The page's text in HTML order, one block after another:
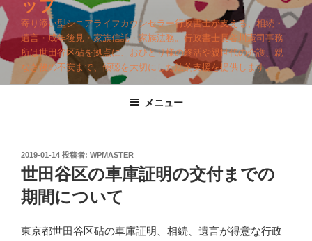
ップ
寄り添い型シニアライフカウンセラー行政書士が支える、相続・
遺言・成年後見・家族信託・家族法務。行政書士長谷川憲司事務
所は世田谷区砧を拠点に、おひとり様の終活や親世代の介護、親
なき後の不安まで、傾聴を大切にした法的支援を提供します。
メニュー
投
稿
日:
2019-01-14 投稿者: WPMASTER
世田谷区の車庫証明の交付までの
期間について
東京都世田谷区砧の車庫証明、相続、遺言が得意な行政